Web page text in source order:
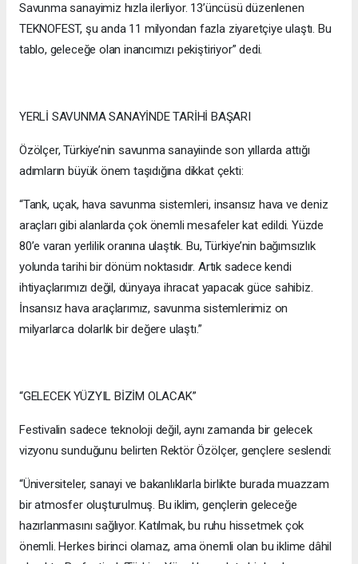
Savunma sanayimiz hızla ilerliyor. 13’üncüsü düzenlenen
TEKNOFEST, şu anda 11 milyondan fazla ziyaretçiye ulaştı. Bu
tablo, geleceğe olan inancımızı pekiştiriyor” dedi.
YERLİ SAVUNMA SANAYİNDE TARİHİ BAŞARI
Özölçer, Türkiye’nin savunma sanayiinde son yıllarda attığı
adımların büyük önem taşıdığına dikkat çekti:
“Tank, uçak, hava savunma sistemleri, insansız hava ve deniz
araçları gibi alanlarda çok önemli mesafeler kat edildi. Yüzde
80’e varan yerlilik oranına ulaştık. Bu, Türkiye’nin bağımsızlık
yolunda tarihi bir dönüm noktasıdır. Artık sadece kendi
ihtiyaçlarımızı değil, dünyaya ihracat yapacak güce sahibiz.
İnsansız hava araçlarımız, savunma sistemlerimiz on
milyarlarca dolarlık bir değere ulaştı.”
“GELECEK YÜZYIL BİZİM OLACAK”
Festivalin sadece teknoloji değil, aynı zamanda bir gelecek
vizyonu sunduğunu belirten Rektör Özölçer, gençlere seslendi:
“Üniversiteler, sanayi ve bakanlıklarla birlikte burada muazzam
bir atmosfer oluşturulmuş. Bu iklim, gençlerin geleceğe
hazırlanmasını sağlıyor. Katılmak, bu ruhu hissetmek çok
önemli. Herkes birinci olamaz, ama önemli olan bu iklime dâhil